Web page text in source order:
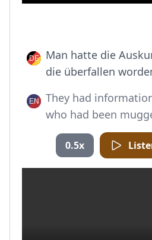
Man hatte die
die überfallen
They had
who had been
0.5x